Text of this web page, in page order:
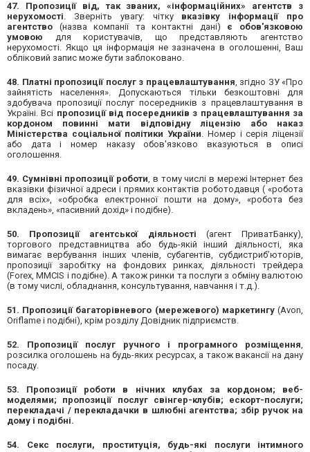
47. Пропозиції від, так званих, «інформаційних» агентств з
нерухомості. Зверніть увагу: чітку вказівку інформації про
агентство (назва компанії та контактні дані) є обов'язковою
умовою для користувачів, що представляють агентство
нерухомості. Якщо ця інформація не зазначена в оголошенні, Ваш
обліковий запис може бути заблоковано.
48. Платні пропозиції послуг з працевлаштування, згідно ЗУ «Про
зайнятість населення». Допускаються тільки безкоштовні для
здобувача пропозиції послуг посередників з працевлаштування в
Україні. Всі пропозиції від посередників з працевлаштування за
кордоном повинні мати відповідну ліцензію або наказ
Міністерства соціальної політики України. Номер і серія ліцензії
або дата і номер наказу обов'язково вказуються в описі
оголошення.
49. Сумнівні пропозиції роботи, в тому числі в мережі Інтернет без
вказівки фізичної адреси і прямих контактів роботодавця ( «робота
для всіх», «обробка електронної пошти на дому», «робота без
вкладень», «пасивний дохід» і подібне).
50. Пропозиції агентської діяльності (агент ПриватБанку),
торгового представництва або будь-якій інший діяльності, яка
вимагає вербування інших членів, субагентів, субдистриб’юторів,
пропозиції заробітку на фондових ринках, діяльності трейдера
(Forex, MMCIS і подібне). А також ринки та послуги з обміну валютою
(в тому числі, обладнання, консультування, навчання і т.д.).
51. Пропозиції багаторівневого (мережевого) маркетингу(Avon,
Oriflame і подібні), крім розділу Довідник підприємств.
52. Пропозиції послуг ручного і програмного розміщення,
розсилка оголошень на будь-яких ресурсах, а також вакансії на дану
посаду.
53. Пропозиції роботи в нічних клубах за кордоном; веб-
моделями; пропозиції послуг свінгер-клубів; ескорт-послуги;
перекладачі / перекладачки в шлюбні агентства; збір ручок на
дому і подібні.
54. Секс послуги, проституція, будь-які послуги інтимного